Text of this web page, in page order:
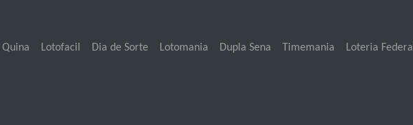
Quina Lotofacil Dia de Sorte Lotomania Dupla Sena Timemania Loteria Federal